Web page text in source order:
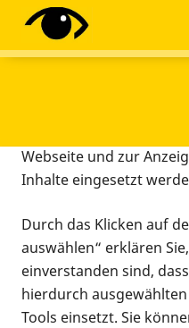
Diese Webseite setzt
Tracking-Tools ein.
Webseite und zur
Inhalte eingesetzt
Durch das Klicken auf
auswählen“ erklären
einverstanden sind, dass
hierdurch
Tools einsetzt. Sie